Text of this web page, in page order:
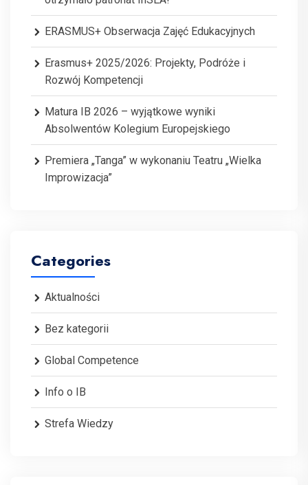
ERASMUS+ Obserwacja Zajęć Edukacyjnych
Erasmus+ 2025/2026: Projekty, Podróże i
Rozwój Kompetencji
Matura IB 2026 – wyjątkowe wyniki
Absolwentów Kolegium Europejskiego
Premiera „Tanga” w wykonaniu Teatru „Wielka
Improwizacja”
Categories
Aktualności
Bez kategorii
Global Competence
Info o IB
Strefa Wiedzy